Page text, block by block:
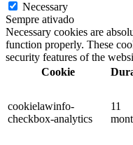
Necessary
Sempre ativado
Necessary cookies are
function properly. These
security features of the
Cookie
cookielawinfo-
checkbox-analytics
11